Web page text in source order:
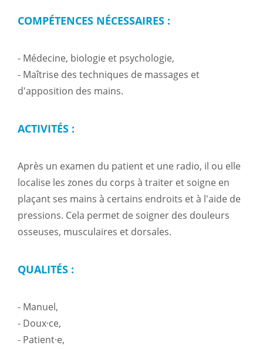
COMPÉTENCES NÉCESSAIRES :
- Médecine, biologie et psychologie,
- Maîtrise des techniques de massages et
d'apposition des mains.
ACTIVITÉS :
Après un examen du patient et une radio, il ou elle
localise les zones du corps à traiter et soigne en
plaçant ses mains à certains endroits et à l'aide de
pressions. Cela permet de soigner des douleurs
osseuses, musculaires et dorsales.
QUALITÉS :
- Manuel,
- Doux·ce,
- Patient·e,